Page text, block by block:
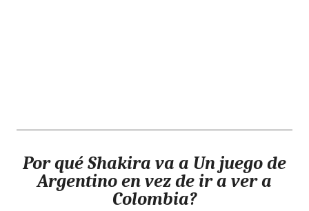
Por qué Shakira va a Un juego de
Argentino en vez de ir a ver a
Colombia?